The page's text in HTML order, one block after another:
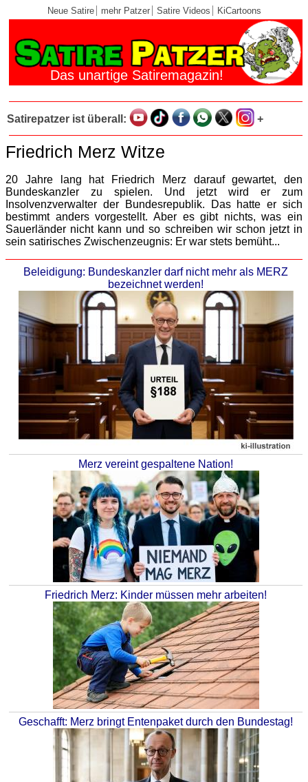
Neue Satire mehr Patzer Satire Videos KiCartoons
Das unartige Satiremagazin!
Satirepatzer ist überall: +
Friedrich Merz Witze
20 Jahre lang hat Friedrich Merz darauf gewartet, den
Bundeskanzler zu spielen. Und jetzt wird er zum
Insolvenzverwalter der Bundesrepublik. Das hatte er sich
bestimmt anders vorgestellt. Aber es gibt nichts, was ein
Sauerländer nicht kann und so schreiben wir schon jetzt in
sein satirisches Zwischenzeugnis: Er war stets bemüht...
Beleidigung: Bundeskanzler darf nicht mehr als MERZ
bezeichnet werden!
Merz vereint gespaltene Nation!
Friedrich Merz: Kinder müssen mehr arbeiten!
Geschafft: Merz bringt Entenpaket durch den Bundestag!